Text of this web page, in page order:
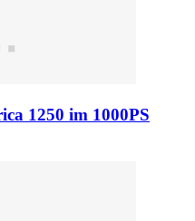
1250 im 1000PS